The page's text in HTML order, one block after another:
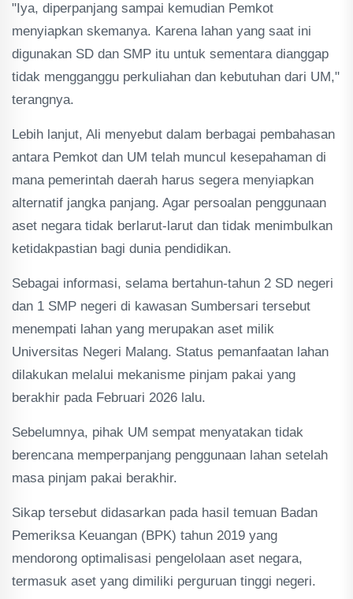
"Iya, diperpanjang sampai kemudian Pemkot
menyiapkan skemanya. Karena lahan yang saat ini
digunakan SD dan SMP itu untuk sementara dianggap
tidak mengganggu perkuliahan dan kebutuhan dari UM,"
terangnya.
Lebih lanjut, Ali menyebut dalam berbagai pembahasan
antara Pemkot dan UM telah muncul kesepahaman di
mana pemerintah daerah harus segera menyiapkan
alternatif jangka panjang. Agar persoalan penggunaan
aset negara tidak berlarut-larut dan tidak menimbulkan
ketidakpastian bagi dunia pendidikan.
Sebagai informasi, selama bertahun-tahun 2 SD negeri
dan 1 SMP negeri di kawasan Sumbersari tersebut
menempati lahan yang merupakan aset milik
Universitas Negeri Malang. Status pemanfaatan lahan
dilakukan melalui mekanisme pinjam pakai yang
berakhir pada Februari 2026 lalu.
Sebelumnya, pihak UM sempat menyatakan tidak
berencana memperpanjang penggunaan lahan setelah
masa pinjam pakai berakhir.
Sikap tersebut didasarkan pada hasil temuan Badan
Pemeriksa Keuangan (BPK) tahun 2019 yang
mendorong optimalisasi pengelolaan aset negara,
termasuk aset yang dimiliki perguruan tinggi negeri.